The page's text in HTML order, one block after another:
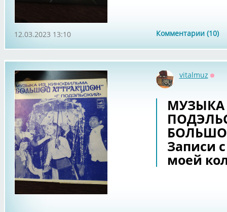
Комментарии (10)
12.03.2023 13:10
vitalmuz
МУЗЫКА
Записи
моей